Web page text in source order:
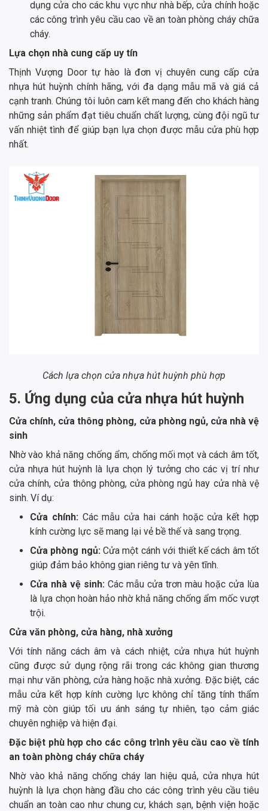
dụng cửa cho các khu vực như nhà bếp, cửa chính hoặc
các công trình yêu cầu cao về an toàn phòng cháy chữa
cháy.
Lựa chọn nhà cung cấp uy tín
Thịnh Vượng Door tự hào là đơn vị chuyên cung cấp cửa
nhựa hút huỳnh chính hãng, với đa dạng mẫu mã và giá cả
cạnh tranh. Chúng tôi luôn cam kết mang đến cho khách hàng
những sản phẩm đạt tiêu chuẩn chất lượng, cùng đội ngũ tư
vấn nhiệt tình để giúp bạn lựa chọn được mẫu cửa phù hợp
nhất.
Cách lựa chọn cửa nhựa hút huỳnh phù hợp
5. Ứng dụng của cửa nhựa hút huỳnh
Cửa chính, cửa thông phòng, cửa phòng ngủ, cửa nhà vệ
sinh
Nhờ vào khả năng chống ẩm, chống mối mọt và cách âm tốt,
cửa nhựa hút huỳnh là lựa chọn lý tưởng cho các vị trí như
cửa chính, cửa thông phòng, cửa phòng ngủ hay cửa nhà vệ
sinh. Ví dụ:
Cửa chính: Các mẫu cửa hai cánh hoặc cửa kết hợp
kính cường lực sẽ mang lại vẻ bề thế và sang trọng.
Cửa phòng ngủ:Cửa một cánh với thiết kế cách âm tốt
giúp đảm bảo không gian riêng tư và yên tĩnh.
Cửa nhà vệ sinh: Các mẫu cửa trơn màu hoặc cửa lùa
là lựa chọn hoàn hảo nhờ khả năng chống ẩm mốc vượt
trội.
Cửa văn phòng, cửa hàng, nhà xưởng
Với tính năng cách âm và cách nhiệt, cửa nhựa hút huỳnh
cũng được sử dụng rộng rãi trong các không gian thương
mại như văn phòng, cửa hàng hoặc nhà xưởng. Đặc biệt, các
mẫu cửa kết hợp kính cường lực không chỉ tăng tính thẩm
mỹ mà còn giúp tối ưu ánh sáng tự nhiên, tạo cảm giác
chuyên nghiệp và hiện đại.
Đặc biệt phù hợp cho các công trình yêu cầu cao về tính
an toàn phòng cháy chữa cháy
Nhờ vào khả năng chống cháy lan hiệu quả, cửa nhựa hút
huỳnh là lựa chọn hàng đầu cho các công trình yêu cầu tiêu
chuẩn an toàn cao như chung cư, khách sạn, bệnh viện hoặc